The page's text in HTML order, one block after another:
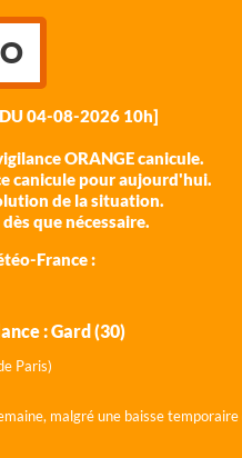
DU 04-08-2026 10h]
ORANGE canicule.
canicule pour aujourd'hui.
de la situation.
que nécessaire.
France :
: Gard (30)
Paris)
malgré une baisse